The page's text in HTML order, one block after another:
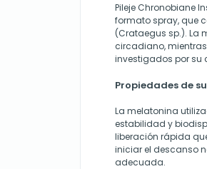
Pileje Chronobiane
formato spray, que
(Crataegus sp.). La
circadiano,
investigados por su
Propiedades de
La melatonina
estabilidad y
liberación rápida
iniciar el descanso
adecuada.